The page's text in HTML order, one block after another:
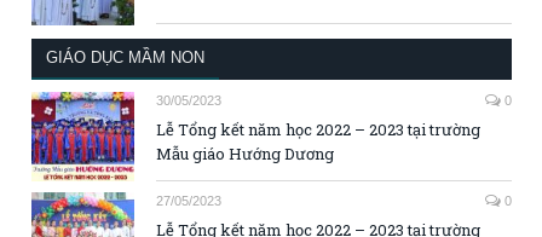
GIÁO DỤC MẦM NON
30/05/2023 0
Lễ Tổng kết năm học 2022 – 2023 tại trường
Mẫu giáo Hướng Dương
27/05/2023 0
Lễ Tổng kết năm học 2022 – 2023 tại trường